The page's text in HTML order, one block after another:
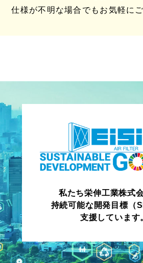
仕様が不明な場合でもお気軽に
私たち栄伸工業株式会
持続可能な開発目標（
支援しています